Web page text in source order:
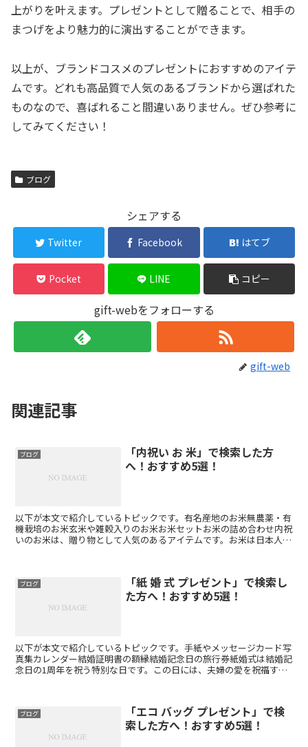
上がりを叶えます。プレゼントとして贈ることで、相手の
まつげをより魅力的に演出することができます。
以上が、ブランドコスメのプレゼントにおすすめのアイテ
ムです。どれも高品質で人気のあるブランドから選ばれた
ものなので、喜ばれること間違いありません。ぜひ参考に
してみてください！
ブログ
シェアする
Twitter Facebook はてブ
Pocket LINE コピー
gift-webをフォローする
gift-web
関連記事
ブログ
「内祝い お 米」で検索した方
へ！おすすめ5選！
以下が本文で紹介しているトピックです。有名産地のお米無農薬・有
機栽培のお米玄米や雑穀入りのお米お米セットお米の詰め合わせ内祝
いのお米は、贈り物として人気のあるアイテムです。お米は日本人に
ブログ
「紙 婚 式 プレゼント」で検索し
た方へ！おすすめ5選！
以下が本文で紹介しているトピックです。手紙やメッセージカード写
真集カレンダー結婚証明書の額縁結婚記念日の旅行券紙婚式は結婚記
念日の1周年を祝う特別な日です。この日には、夫婦の愛を祝福する
ブログ
「エコ バッグ プレゼント」で検
索した方へ！おすすめ5選！